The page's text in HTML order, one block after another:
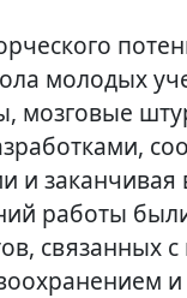
молодых
мозговые
и
работы
связанных